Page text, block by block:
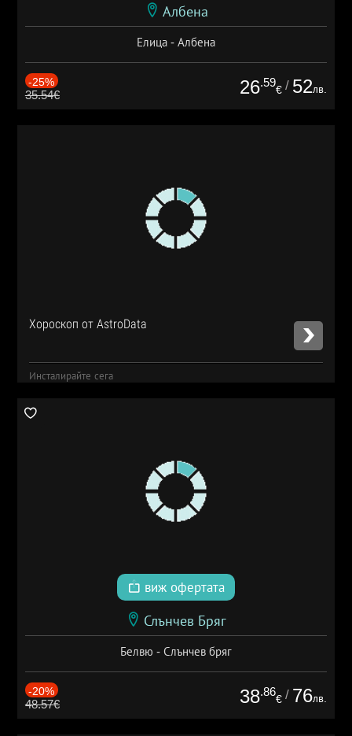
Албена
Елица - Албена
-25%
35.54€ 26.59
€ / 52лв.
Хороскоп от AstroData
Инсталирайте сега
виж офертата
Слънчев Бряг
Белвю - Слънчев бряг
-20%
48.57€ 38.86
€ / 76лв.